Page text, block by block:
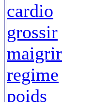
cardio
grossir
maigrir
regime
poids